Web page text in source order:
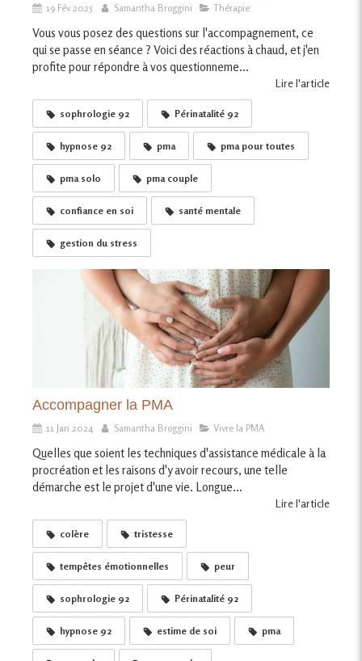
19 Fév 2025 Samantha Broggini Thérapie
Vous vous posez des questions sur l'accompagnement, ce
qui se passe en séance ? Voici des réactions à chaud, et j'en
profite pour répondre à vos questionneme...
Lire l'article
sophrologie 92 Périnatalité 92
hypnose 92 pma pma pour toutes
pma solo pma couple
confiance en soi santé mentale
gestion du stress
Accompagner la PMA
11 Jan 2024 Samantha Broggini Vivre la PMA
Quelles que soient les techniques d'assistance médicale à la
procréation et les raisons d'y avoir recours, une telle
démarche est le projet d'une vie. Longue...
Lire l'article
colère tristesse
tempêtes émotionnelles peur
sophrologie 92 Périnatalité 92
hypnose 92 estime de soi pma